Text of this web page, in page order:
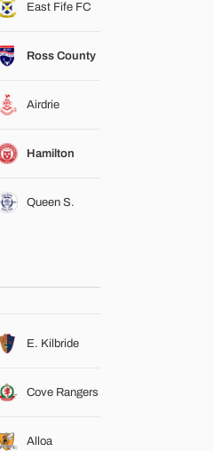
East Fife FC
Ross County
Airdrie
Hamilton
Queen S.
E. Kilbride
Cove Rangers
Alloa